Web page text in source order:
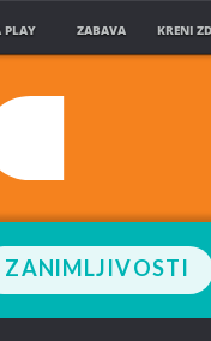
PLAY ZABAVA KRENI
ZANIMLJIVOSTI